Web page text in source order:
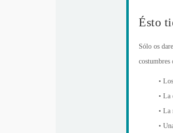
Ésto
Sólo os
costumbres
•
• La
• La
•